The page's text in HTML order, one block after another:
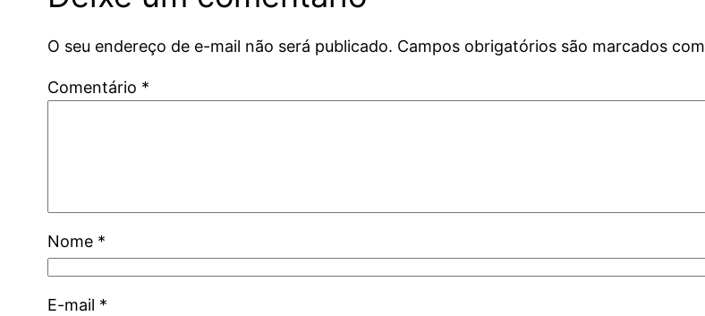
O seu endereço de e-mail não será publicado. Campos obrigatórios são marcados com
Comentário *
Nome *
E-mail *